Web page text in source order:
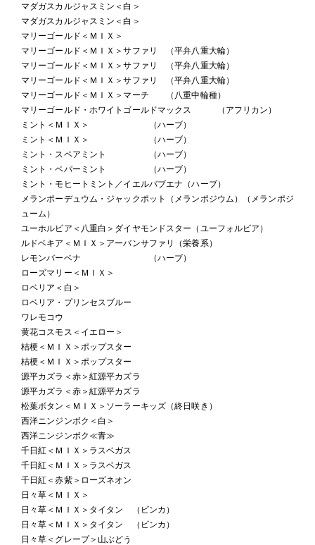
マダガスカルジャスミン＜白＞
マダガスカルジャスミン＜白＞
マリーゴールド＜ＭＩＸ＞
マリーゴールド＜ＭＩＸ＞サファリ （平弁八重大輪）
マリーゴールド＜ＭＩＸ＞サファリ （平弁八重大輪）
マリーゴールド＜ＭＩＸ＞サファリ （平弁八重大輪）
マリーゴールド＜ＭＩＸ＞マーチ （八重中輪種）
マリーゴールド・ホワイトゴールドマックス （アフリカン）
ミント＜ＭＩＸ＞ （ハーブ）
ミント＜ＭＩＸ＞ （ハーブ）
ミント・スペアミント （ハーブ）
ミント・ペパーミント （ハーブ）
ミント・モヒートミント／イエルバブエナ（ハーブ）
メランポーデュウム・ジャックポット（メランポジウム）（メランポジ
ューム）
ユーホルビア＜八重白＞ダイヤモンドスター（ユーフォルビア）
ルドベキア＜ＭＩＸ＞アーバンサファリ（栄養系）
レモンバーベナ （ハーブ）
ローズマリー＜ＭＩＸ＞
ロベリア＜白＞
ロベリア・プリンセスブルー
ワレモコウ
黄花コスモス＜イエロー＞
桔梗＜ＭＩＸ＞ポップスター
桔梗＜ＭＩＸ＞ポップスター
源平カズラ＜赤＞紅源平カズラ
源平カズラ＜赤＞紅源平カズラ
松葉ボタン＜ＭＩＸ＞ソーラーキッズ（終日咲き）
西洋ニンジンボク＜白＞
西洋ニンジンボク≪青≫
千日紅＜ＭＩＸ＞ラスベガス
千日紅＜ＭＩＸ＞ラスベガス
千日紅＜赤紫＞ローズネオン
日々草＜ＭＩＸ＞
日々草＜ＭＩＸ＞タイタン （ビンカ）
日々草＜ＭＩＸ＞タイタン （ビンカ）
日々草＜グレープ＞山ぶどう